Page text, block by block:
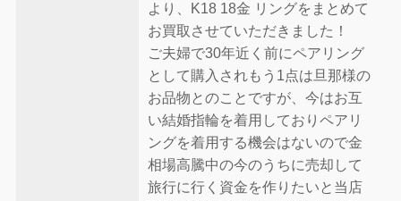
より、K18 18金 リングをまとめて
お買取させていただきました！
ご夫婦で30年近く前にペアリング
として購入されもう1点は旦那様の
お品物とのことですが、今はお互
い結婚指輪を着用しておりペアリ
ングを着用する機会はないので金
相場高騰中の今のうちに売却して
旅行に行く資金を作りたいと当店